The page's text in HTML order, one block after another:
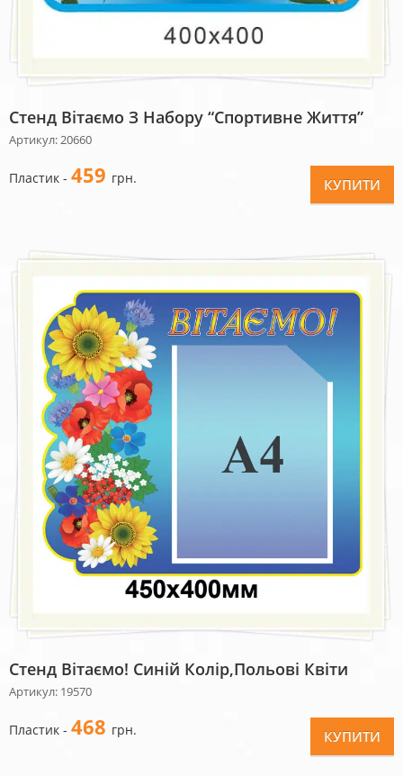
Стенд Вітаємо З Набору “Спортивне Життя”
Артикул: 20660
Пластик - 459 грн. КУПИТИ
Стенд Вітаємо! Синій Колір,польові Квіти
Артикул: 19570
Пластик - 468 грн. КУПИТИ